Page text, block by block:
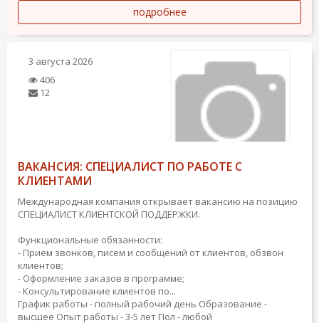
подробнее
3 августа 2026
406
12
ВАКАНСИЯ: СПЕЦИАЛИСТ ПО РАБОТЕ С
КЛИЕНТАМИ
Международная компания открывает вакансию на позицию
СПЕЦИАЛИСТ КЛИЕНТСКОЙ ПОДДЕРЖКИ.
Функциональные обязанности:
- Прием звонков, писем и сообщений от клиентов, обзвон
клиентов;
- Оформление заказов в программе;
- Консультирование клиентов по...
График работы - полный рабочий день Образование -
высшее Опыт работы - 3-5 лет Пол - любой